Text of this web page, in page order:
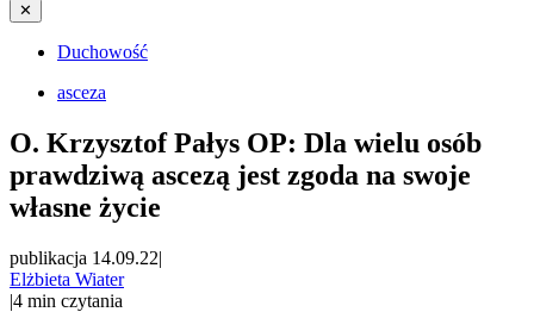
✕
Duchowość
asceza
O. Krzysztof Pałys OP: Dla wielu osób
prawdziwą ascezą jest zgoda na swoje
własne życie
publikacja 14.09.22|
Elżbieta Wiater
|4 min czytania